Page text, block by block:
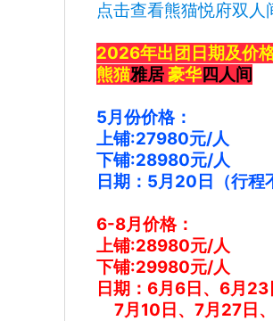
点击查看熊猫悦府双人
2026年出团日期及价
熊猫雅居豪华四人间
5月份价格：
上铺:27980元/人
下铺:28980元/人
日期：5月20日（行程
6-8月价格：
上铺:28980元/人
下铺:29980元/人
日期：6月6日、6月23
7月10日、7月27日